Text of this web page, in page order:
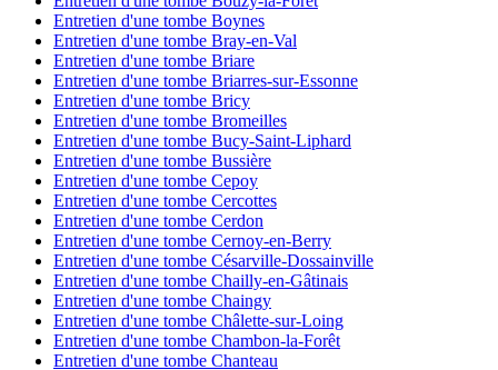
Entretien d'une tombe Boynes
Entretien d'une tombe Bray-en-Val
Entretien d'une tombe Briare
Entretien d'une tombe Briarres-sur-Essonne
Entretien d'une tombe Bricy
Entretien d'une tombe Bromeilles
Entretien d'une tombe Bucy-Saint-Liphard
Entretien d'une tombe Bussière
Entretien d'une tombe Cepoy
Entretien d'une tombe Cercottes
Entretien d'une tombe Cerdon
Entretien d'une tombe Cernoy-en-Berry
Entretien d'une tombe Césarville-Dossainville
Entretien d'une tombe Chailly-en-Gâtinais
Entretien d'une tombe Chaingy
Entretien d'une tombe Châlette-sur-Loing
Entretien d'une tombe Chambon-la-Forêt
Entretien d'une tombe Chanteau